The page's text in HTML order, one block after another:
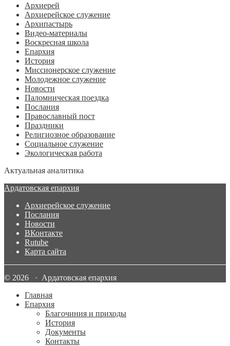
Архиерей
Архиерейское служение
Архипастырь
Видео-материалы
Воскресная школа
Епархия
История
Миссионерское служение
Молодежное служение
Новости
Паломническая поездка
Послания
Православный пост
Праздники
Религиозное образование
Социальное служение
Экологическая работа
Актуальная аналитика
Ардатовская епархия
Архиерейское служение
Послания
Новости
ВКонтакте
Rutube
Карта сайта
© 2026 · Ардатовская епархия
Главная
Епархия
Благочиния и приходы
История
Документы
Контакты